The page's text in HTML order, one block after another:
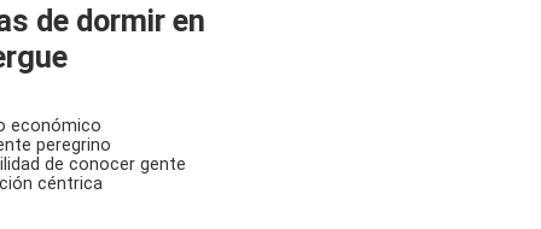
de dormir en
económico
peregrino
de conocer gente
céntrica